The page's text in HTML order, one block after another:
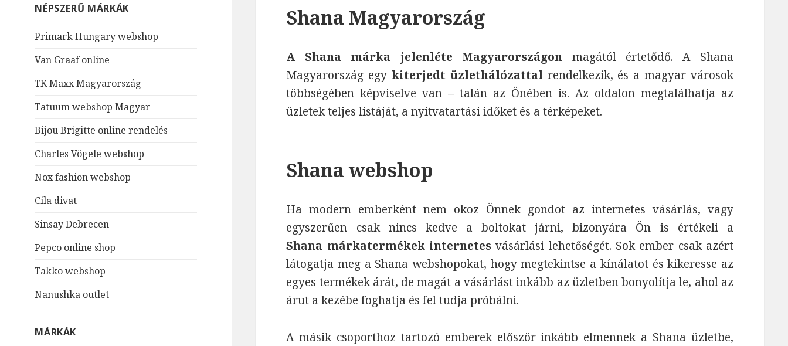
NÉPSZERŰ MÁRKÁK
Primark Hungary webshop
Van Graaf online
TK Maxx Magyarország
Tatuum webshop Magyar
Bijou Brigitte online rendelés
Charles Vögele webshop
Nox fashion webshop
Cila divat
Sinsay Debrecen
Pepco online shop
Takko webshop
Nanushka outlet
MÁRKÁK
Shana Magyarország
A Shana márka jelenléte Magyarországon magától értetődő. A Shana
Magyarország egy kiterjedt üzlethálózattal rendelkezik, és a magyar városok
többségében képviselve van – talán az Önében is. Az oldalon megtalálhatja az
üzletek teljes listáját, a nyitvatartási időket és a térképeket.
Shana webshop
Ha modern emberként nem okoz Önnek gondot az internetes vásárlás, vagy
egyszerűen csak nincs kedve a boltokat járni, bizonyára Ön is értékeli a
Shana márkatermékek internetes vásárlási lehetőségét. Sok ember csak azért
látogatja meg a Shana webshopokat, hogy megtekintse a kínálatot és kikeresse az
egyes termékek árát, de magát a vásárlást inkább az üzletben bonyolítja le, ahol az
árut a kezébe foghatja és fel tudja próbálni.
A másik csoporthoz tartozó emberek először inkább elmennek a Shana üzletbe,